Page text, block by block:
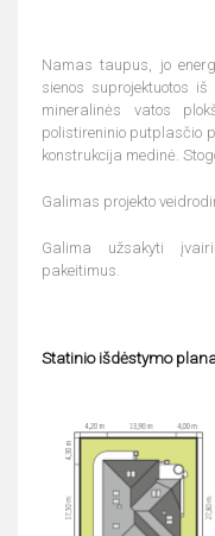
Namas taupus, jo
sienos suprojektuotos
mineralinės vatos
polistireninio putplasčio
konstrukcija medinė.
Galimas projekto
Galima užsakyti
pakeitimus.
Statinio išdėstymo